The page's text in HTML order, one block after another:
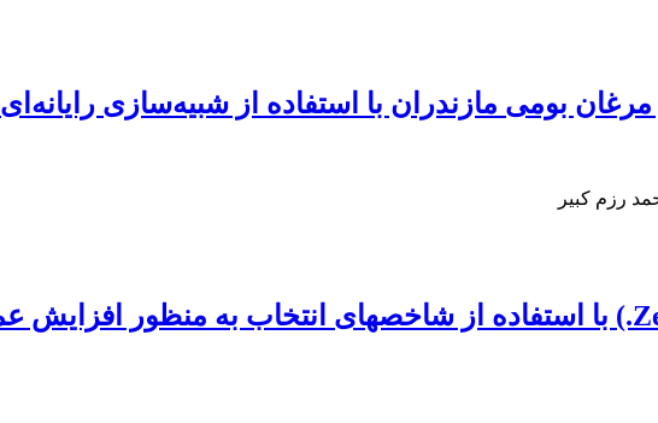
مرغان بومی مازندران با استفاده از شبیه‌سازی رایانه‌ای
رزم کبیر